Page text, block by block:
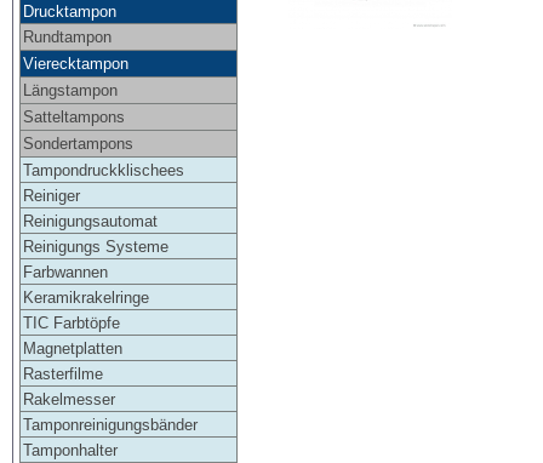
Drucktampon
Rundtampon
Vierecktampon
Längstampon
Satteltampons
Sondertampons
Tampondruckklischees
Reiniger
Reinigungsautomat
Reinigungs Systeme
Farbwannen
Keramikrakelringe
TIC Farbtöpfe
Magnetplatten
Rasterfilme
Rakelmesser
Tamponreinigungsbänder
Tamponhalter